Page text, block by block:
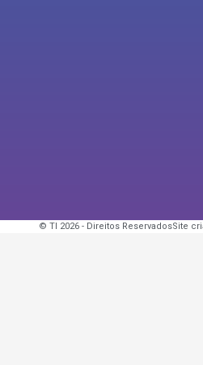
© TI 2026 - Direitos ReservadosSite